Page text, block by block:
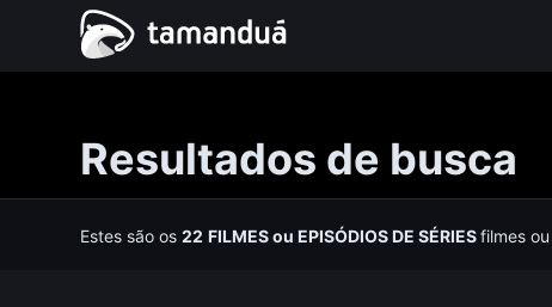
Resultados de busca
Estes são os22 FILMESou EPISÓDIOS DE SÉRIESfilmes